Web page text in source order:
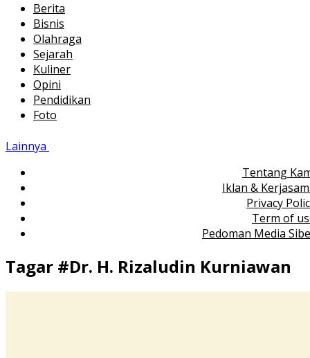
Berita
Bisnis
Olahraga
Sejarah
Kuliner
Opini
Pendidikan
Foto
Lainnya
Tentang
Iklan &
Privacy
Term of
Pedoman Media
Tagar #Dr. H. Rizaludin Kurniawan